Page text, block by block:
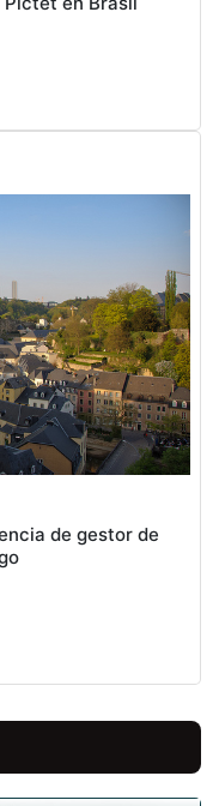
de gestor de